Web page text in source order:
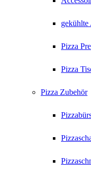
Pizza
Pizza
Pizza Zubehör